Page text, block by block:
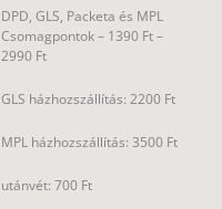
DPD, GLS, Packeta és MPL
Csomagpontok – 1390 Ft –
2990 Ft
GLS házhozszállítás: 2200 Ft
MPL házhozszállítás: 3500 Ft
utánvét: 700 Ft